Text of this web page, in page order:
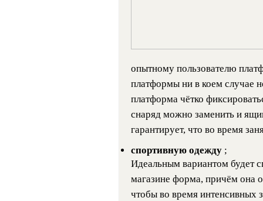
опытному пользователю
платформы ни в коем случае
платформа чётко
снаряд можно заменить и
гарантирует, что во время
спортивную одежду ;
Идеальным вариантом будет
магазине форма, причём она
чтобы во время интенсивных